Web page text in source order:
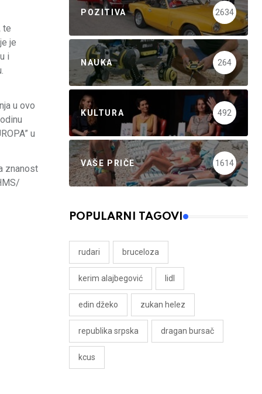
te
je
i
u ovo
u
znanost
POZITIVA 2634
NAUKA 264
KULTURA 492
VAŠE PRIČE 1614
POPULARNI TAGOVI
rudari bruceloza
kerim alajbegović lidl
edin džeko zukan helez
republika srpska dragan bursač
kcus